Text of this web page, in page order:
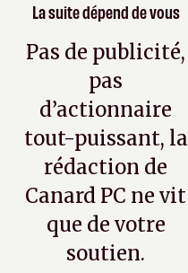
La suite dépend de vous
Pas de publicité,
pas
d’actionnaire
tout-puissant, la
rédaction de
Canard PC ne vit
que de votre
soutien.